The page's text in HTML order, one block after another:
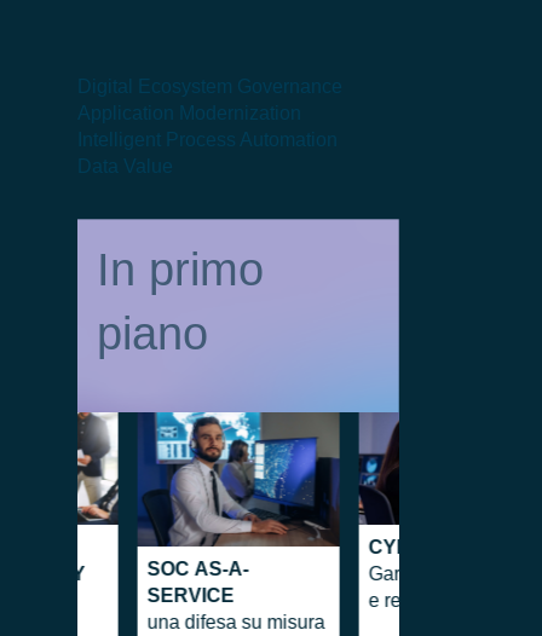
Digital Ecosystem Governance
Application Modernization
Intelligent Process Automation
Data Value
In primo
piano
SOC AS-A-
SERVICE
una difesa su misura
CYBERSECURITY
Garantire sicurezza
e resilienza